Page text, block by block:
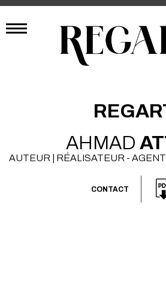
AHMAD
AUTEUR | RÉALISATEUR -
CONTACT